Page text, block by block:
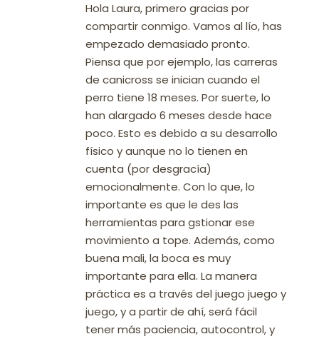
Hola Laura, primero gracias por
compartir conmigo. Vamos al lío, has
empezado demasiado pronto.
Piensa que por ejemplo, las carreras
de canicross se inician cuando el
perro tiene 18 meses. Por suerte, lo
han alargado 6 meses desde hace
poco. Esto es debido a su desarrollo
físico y aunque no lo tienen en
cuenta (por desgracía)
emocionalmente. Con lo que, lo
importante es que le des las
herramientas para gstionar ese
movimiento a tope. Además, como
buena mali, la boca es muy
importante para ella. La manera
práctica es a través del juego juego y
juego, y a partir de ahí, será fácil
tener más paciencia, autocontrol, y